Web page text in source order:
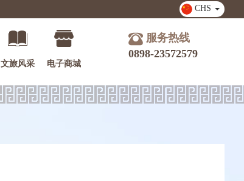
CHS
文旅风采 电子商城
服务热线
0898-23572579